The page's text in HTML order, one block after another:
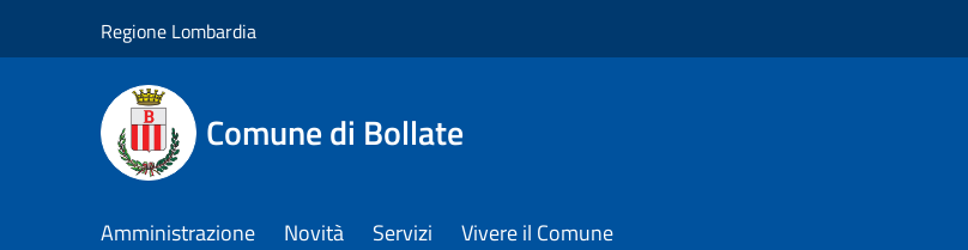
Regione Lombardia
Comune di Bollate
Amministrazione Novità Servizi Vivere il Comune